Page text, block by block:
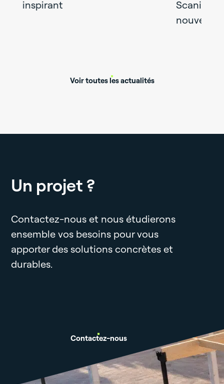
Scania France installe son
Voir toutes les actualités
Un projet ?
Contactez-nous et nous étudierons
ensemble vos besoins pour vous
apporter des solutions concrètes et
durables.
Contactez-nous